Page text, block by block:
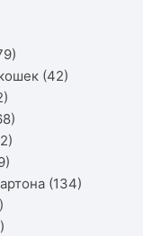
(42)
(134)